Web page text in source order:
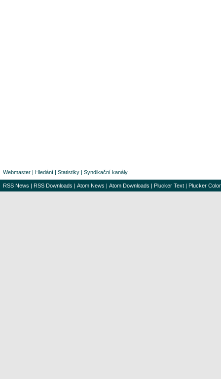
Webmaster | Hledání | Statistiky | Syndikační kanály
RSS News | RSS Downloads | Atom News | Atom Downloads | Plucker Text | Plucker Color